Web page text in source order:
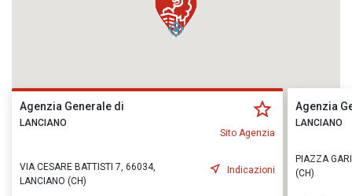
Agenzia Generale di
LANCIANO
Sito Agenzia
VIA CESARE BATTISTI 7, 66034,
LANCIANO (CH)
Indicazioni
Agenzia
LANCIANO
PIAZZA
(CH)